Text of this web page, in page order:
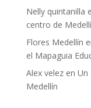
Nelly quintanilla
centro de
Flores Medellín
el Mapaguia
Alex velezen Un
Medellín